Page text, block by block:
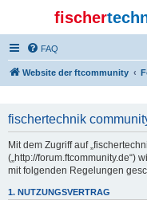
fischer
FAQ
Website der ftcommunity
fischertechnik
Mit dem Zugriff auf
(„http://forum.ftcommunity.de“)
mit folgenden Regelungen
1. NUTZUNGSVERTRAG